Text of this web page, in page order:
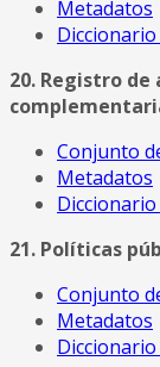
Metadatos
20. Registro
Conjunto
Metadatos
21. Políticas
Conjunto
Metadatos